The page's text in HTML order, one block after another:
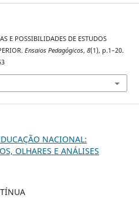
E POSSIBILIDADES DE ESTUDOS
Ensaios Pedagógicos, 8(1), p.1–20.
NACIONAL:
OLHARES E ANÁLISES